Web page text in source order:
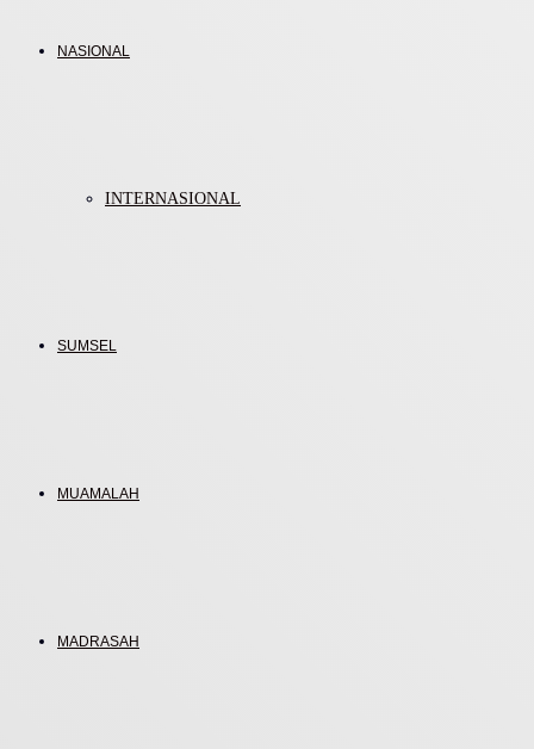
NASIONAL
INTERNASIONAL
SUMSEL
MUAMALAH
MADRASAH